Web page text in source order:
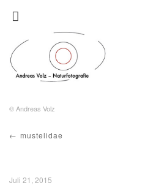
© Andreas Volz
mustelidae
Juli 21, 2015